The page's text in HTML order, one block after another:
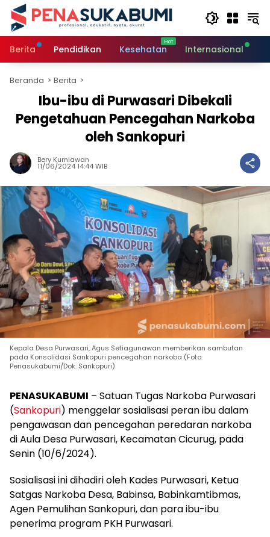
Langsung
konten
Berita
Pendidikan Kesehatan Internasional
Beranda Berita
Ibu-ibu di Purwasari Dibekali
Pengetahuan Pencegahan Narkoba
oleh Sankopuri
Bery Kurniawan
11/06/2024 14:44 WIB
Kepala Desa Purwasari, Agus Setiagunawan memberikan sambutan
pada Konsolidasi Sankopuri pencegahan narkoba (Foto:
Penasukabumi/Dok. Sankopuri)
PENASUKABUMI – Satuan Tugas Narkoba Purwasari
(Sankopuri) menggelar sosialisasi peran ibu dalam
pengawasan dan pencegahan peredaran narkoba
di Aula Desa Purwasari, Kecamatan Cicurug, pada
Senin (10/6/2024).
Sosialisasi ini dihadiri oleh Kades Purwasari, Ketua
Satgas Narkoba Desa, Babinsa, Babinkamtibmas,
Agen Pemulihan Sankopuri, dan para ibu-ibu
penerima program PKH Purwasari.